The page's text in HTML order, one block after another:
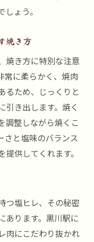
福体験
別な体験
と時
肉の真髄
過ごす
ょう。
焼き方
焼き方に特別な注意
常に柔らかく、焼肉
るため、じっくりと
引き出します。焼く
調整しながら焼くこ
さと塩味のバランス
供してくれます。
つ塩ヒレ、その秘密
あります。黒川駅に
肉にこだわり抜かれ